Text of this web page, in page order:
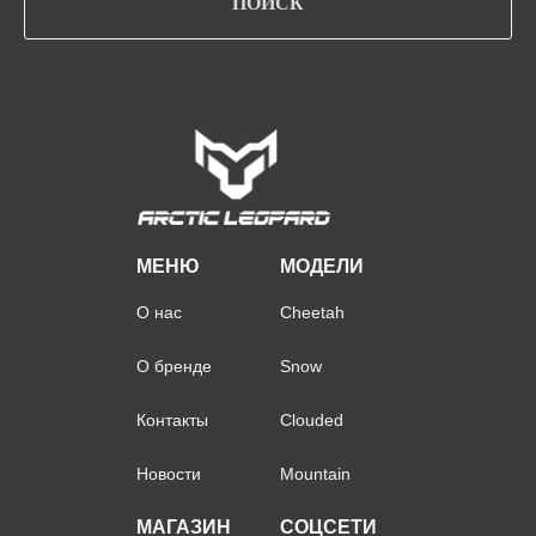
СОЦСЕТИ
МАГАЗИН
Mountain
Clouded
Snow
Cheetah
МОДЕЛИ
Новости
Контакты
О бренде
О нас
МЕНЮ